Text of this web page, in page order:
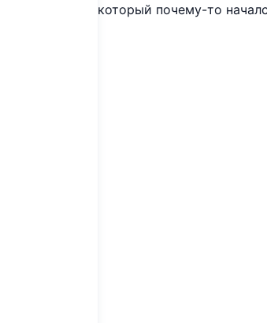
который почему-то